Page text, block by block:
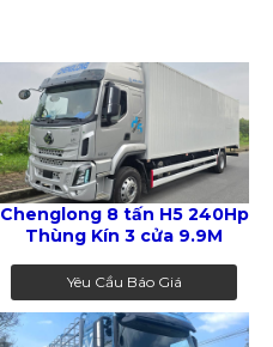
Chenglong 8 tấn H5 240Hp
Thùng Kín 3 cửa 9.9M
Yêu Cầu Báo Giá